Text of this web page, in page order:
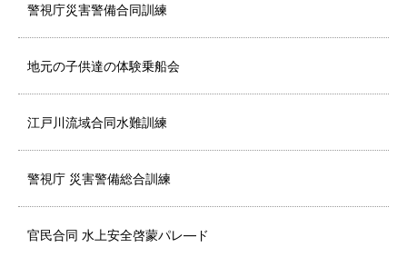
警視庁災害警備合同訓練
地元の子供達の体験乗船会
江戸川流域合同水難訓練
警視庁 災害警備総合訓練
官民合同 水上安全啓蒙パレ―ド